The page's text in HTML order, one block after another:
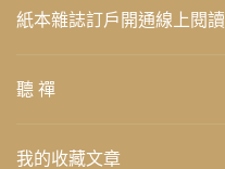
紙本雜誌訂戶開通線上閱讀
聽 禪
我的收藏文章